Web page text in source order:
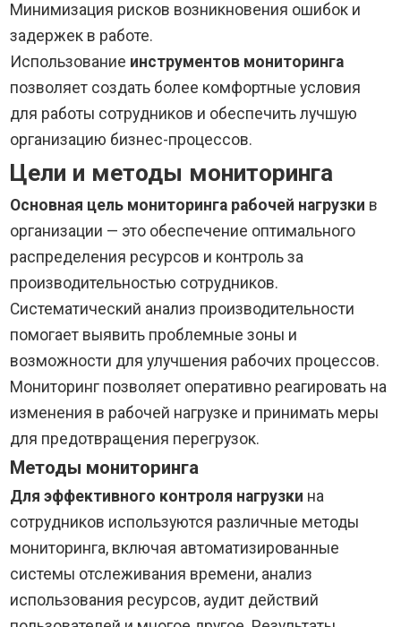
Минимизация рисков возникновения ошибок и
задержек в работе.
Использование инструментов мониторинга
позволяет создать более комфортные условия
для работы сотрудников и обеспечить лучшую
организацию бизнес-процессов.
Цели и методы мониторинга
Основная цель мониторинга рабочей нагрузки в
организации — это обеспечение оптимального
распределения ресурсов и контроль за
производительностью сотрудников.
Систематический анализ производительности
помогает выявить проблемные зоны и
возможности для улучшения рабочих процессов.
Мониторинг позволяет оперативно реагировать на
изменения в рабочей нагрузке и принимать меры
для предотвращения перегрузок.
Методы мониторинга
Для эффективного контроля нагрузки на
сотрудников используются различные методы
мониторинга, включая автоматизированные
системы отслеживания времени, анализ
использования ресурсов, аудит действий